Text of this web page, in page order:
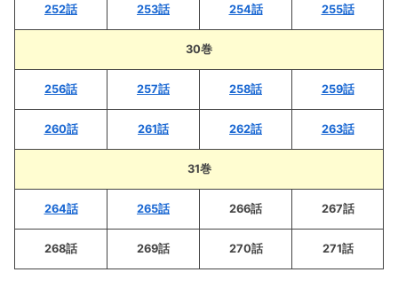
252話 253話 254話 255話
30巻
256話 257話 258話 259話
260話 261話 262話 263話
31巻
264話 265話 266話 267話
268話 269話 270話 271話